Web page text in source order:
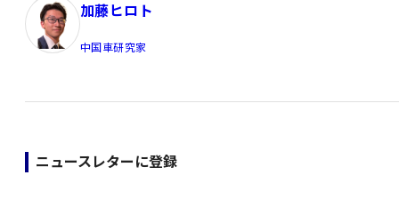
加藤ヒロト
中国車研究家
ニュースレターに登録